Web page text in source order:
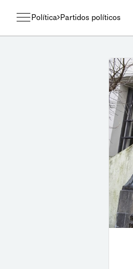
Política Partidos políticos